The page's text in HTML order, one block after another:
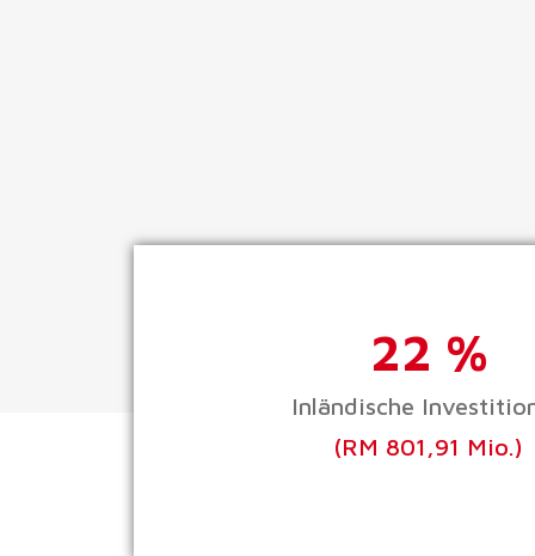
22 %
Inländische
(RM 801,91 Mio.)